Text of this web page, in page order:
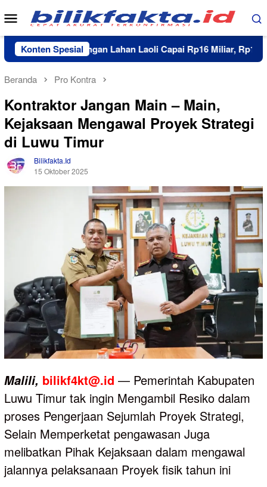
Loncat
ke
konten
Menu
Mobile
Konten Spesial
Pengosongan Lahan Laoli Capai Rp16 Miliar, Rp11 Miliar
Beranda Pro Kontra
Kontraktor Jangan Main – Main,
Kejaksaan Mengawal Proyek Strategi
di Luwu Timur
Bilikfakta.id
15 Oktober 2025
Malili, bilikf4kt@.id — Pemerintah Kabupaten
Luwu Timur tak ingin Mengambil Resiko dalam
proses Pengerjaan Sejumlah Proyek Strategi,
Selain Memperketat pengawasan Juga
melibatkan Pihak Kejaksaan dalam mengawal
jalannya pelaksanaan Proyek fisik tahun ini